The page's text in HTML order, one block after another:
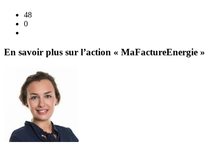
48
0
En savoir plus sur l’action « MaFactureEnergie »